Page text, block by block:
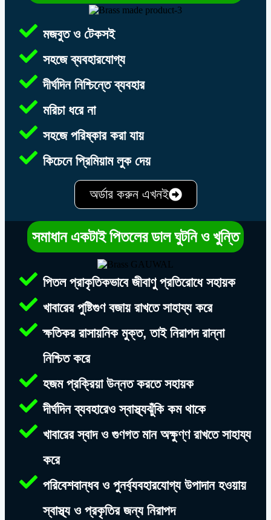
মজবুত ও টেকসই
সহজে ব্যবহারযোগ্য
দীর্ঘদিন নিশ্চিন্তে ব্যবহার
মরিচা ধরে না
সহজে পরিষ্কার করা যায়
কিচেনে প্রিমিয়াম লুক দেয়
অর্ডার করুন এখনই
সমাধান একটাই পিতলের ডাল ঘুটনি ও খুন্তি
পিতল প্রাকৃতিকভাবে জীবাণু প্রতিরোধে সহায়ক
খাবারের পুষ্টিগুণ বজায় রাখতে সাহায্য করে
ক্ষতিকর রাসায়নিক মুক্ত, তাই নিরাপদ রান্না
নিশ্চিত করে
হজম প্রক্রিয়া উন্নত করতে সহায়ক
দীর্ঘদিন ব্যবহারেও স্বাস্থ্যঝুঁকি কম থাকে
খাবারের স্বাদ ও গুণগত মান অক্ষুণ্ণ রাখতে সাহায্য
করে
পরিবেশবান্ধব ও পুনর্ব্যবহারযোগ্য উপাদান হওয়ায়
স্বাস্থ্য ও প্রকৃতির জন্য নিরাপদ